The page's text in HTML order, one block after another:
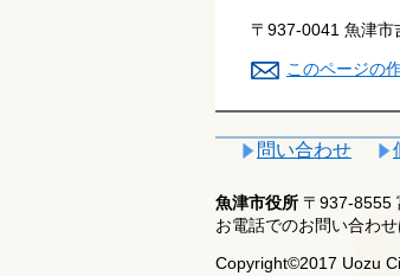
〒937-0041 魚津市
このページの
問い合わせ
魚津市役所 〒937-8555
お電話でのお問い合わ
Copyright©2017 Uozu